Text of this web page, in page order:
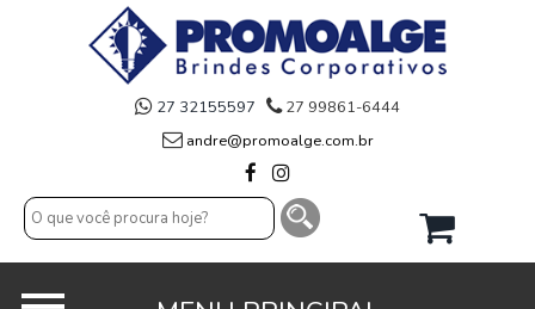
27 32155597
27 99861-6444
andre@promoalge.com.br